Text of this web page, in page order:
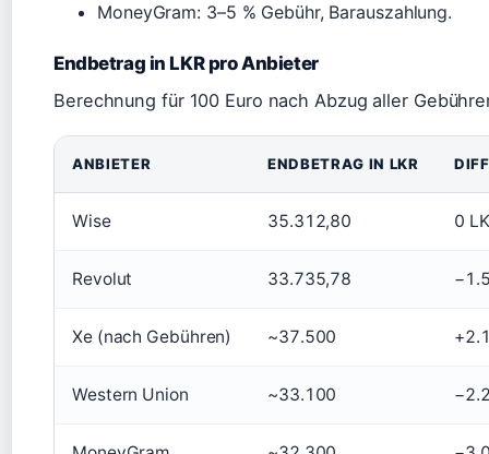
MoneyGram: 3–5 % Gebühr, Barauszahlung.
Endbetrag in LKR pro Anbieter
Berechnung für 100 Euro nach Abzug aller
ANBIETER ENDBETRAG IN LKR
Wise 35.312,80 0
Revolut 33.735,78
Xe (nach Gebühren) ~37.500
Western Union ~33.100